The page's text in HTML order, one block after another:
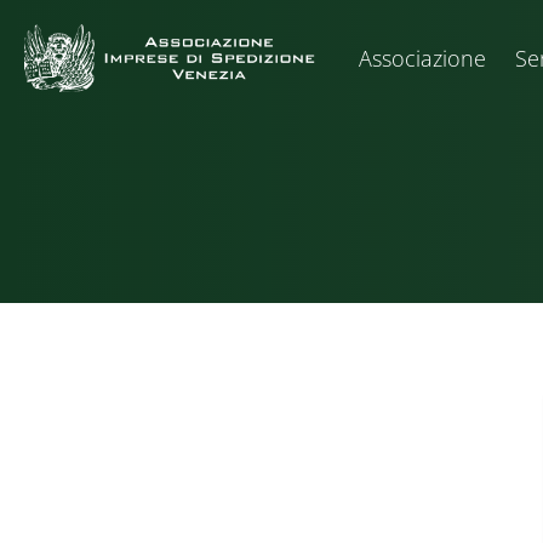
Associazione